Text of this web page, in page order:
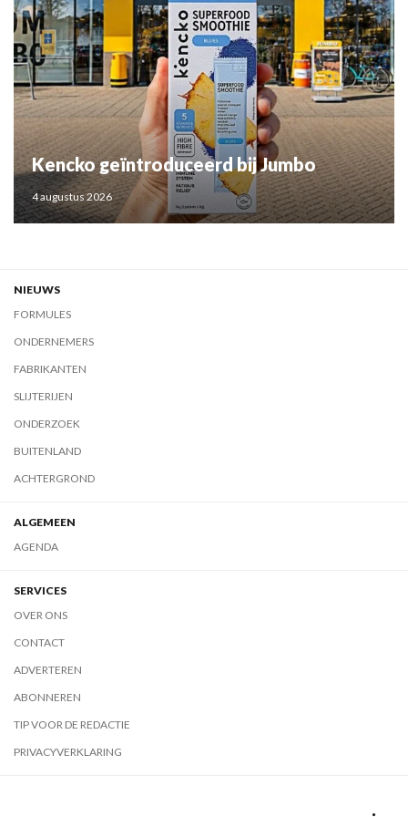
Kencko geïntroduceerd bij Jumbo
4 augustus 2026
NIEUWS
FORMULES
ONDERNEMERS
FABRIKANTEN
SLIJTERIJEN
ONDERZOEK
BUITENLAND
ACHTERGROND
ALGEMEEN
AGENDA
SERVICES
OVER ONS
CONTACT
ADVERTEREN
ABONNEREN
TIP VOOR DE REDACTIE
PRIVACYVERKLARING